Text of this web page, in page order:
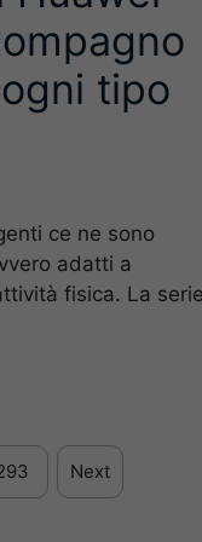
tipo
ce ne sono
adatti a
fisica. La
Next